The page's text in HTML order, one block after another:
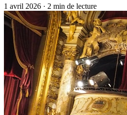
1 avril 2026 · 2 min de lecture